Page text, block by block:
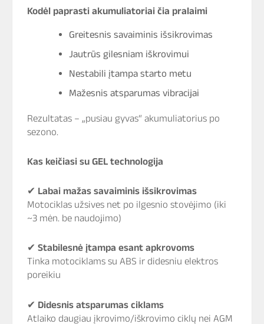
Kodėl paprasti akumuliatoriai čia pralaimi
Greitesnis savaiminis išsikrovimas
Jautrūs gilesniam iškrovimui
Nestabili įtampa starto metu
Mažesnis atsparumas vibracijai
Rezultatas – „pusiau gyvas“ akumuliatorius po
sezono.
Kas keičiasi su GEL technologija
✔ Labai mažas savaiminis išsikrovimas
Motociklas užsives net po ilgesnio stovėjimo (iki
~3 mėn. be naudojimo)
✔ Stabilesnė įtampa esant apkrovoms
Tinka motociklams su ABS ir didesniu elektros
poreikiu
✔ Didesnis atsparumas ciklams
Atlaiko daugiau įkrovimo/iškrovimo ciklų nei AGM